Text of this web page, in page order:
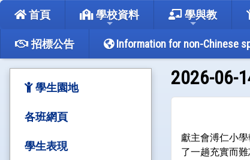
首頁 學校資料 學與教
招標公告 Information for non-Chinese
學生園地
各班網頁
學生表現
2026-06-
獻主會溥仁小
了一趟充實而難